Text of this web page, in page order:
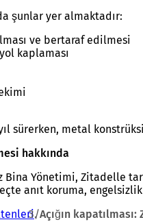
şunlar yer almaktadır:
ve bertaraf edilmesi
kaplaması
sürerken, metal
hakkında
Bina Yönetimi, Zitadelle
anıt koruma,
Açığın